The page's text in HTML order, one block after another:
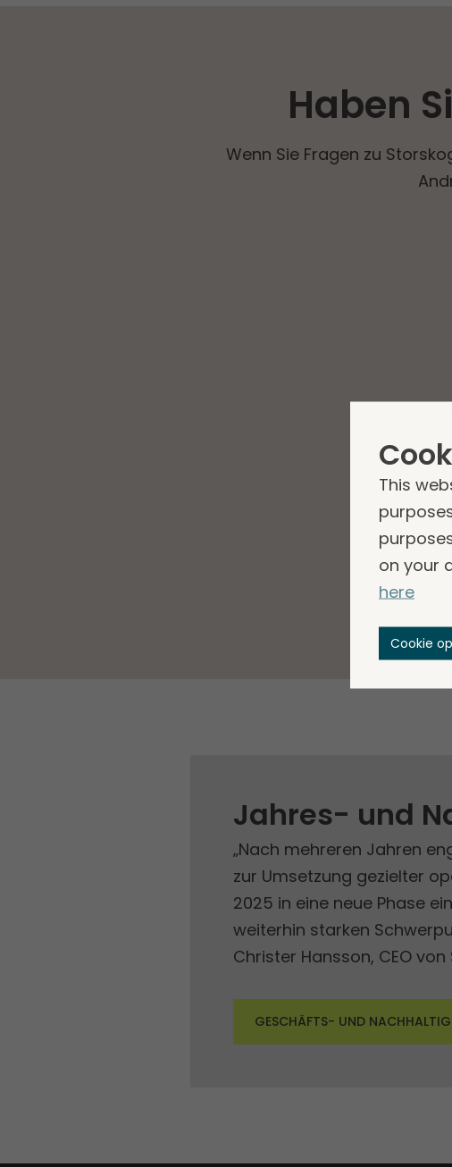
Haben
Wenn Sie Fragen zu
Jahres- und
„Nach mehreren Jahren
zur Umsetzung gezielter
2025 in eine neue Phase
weiterhin starken
Christer Hansson, CEO
GESCHÄFTS­- UND
This
on your
here
Cookie